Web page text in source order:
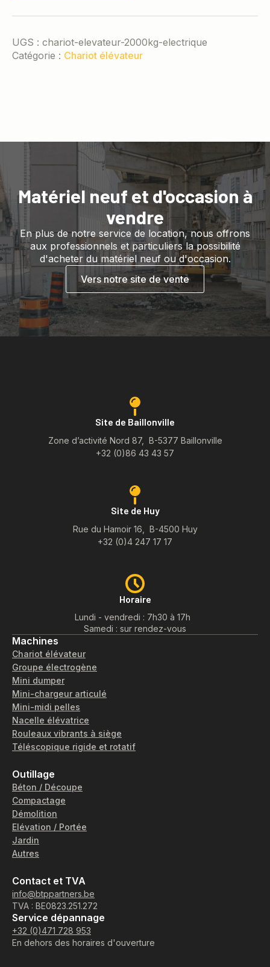
UGS : chariot-elevateur-2000kg-electrique
Catégorie : Chariot élévateur
Matériel neuf et d'occasion à
vendre
En plus de notre service de location, nous offrons
aux professionnels et particuliers la possibilité
d'acheter du matériel neuf ou d'occasion.
Vers notre site de vente
Site de Baillonville
Zone d’activité Nord 87, B-5377 Baillonville
+32 (0)86 43 43 57
Site de Huy
Rue du Hamoir 16, B-4500 Huy
+32 (0)4 247 17 17
Horaire
Lundi - vendredi : 7h30 à 17h
Samedi : sur rendez-vous
Machines
Chariot élévateur
Groupe électrogène
Mini dumper
Mini-chargeur articulé
Mini-midi pelles
Nacelle élévatrice
Rouleaux vibrants à siège
Téléscopique rigide et rotatif
Outillage
Béton / Découpe
Compactage
Démolition
Elévation / Portée
Jardin
Autres
Contact et TVA
info@btppartners.be
TVA : BE0823.251.272
Service dépannage
+32 (0)471 728 953
En dehors des horaires d'ouverture